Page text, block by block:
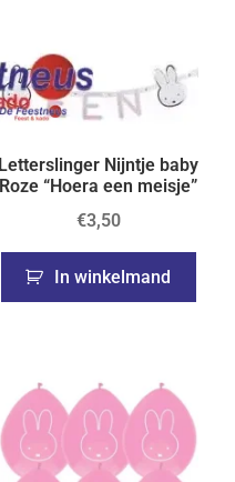
Letterslinger Nijntje baby
Roze “Hoera een meisje”
€3,50
In winkelmand